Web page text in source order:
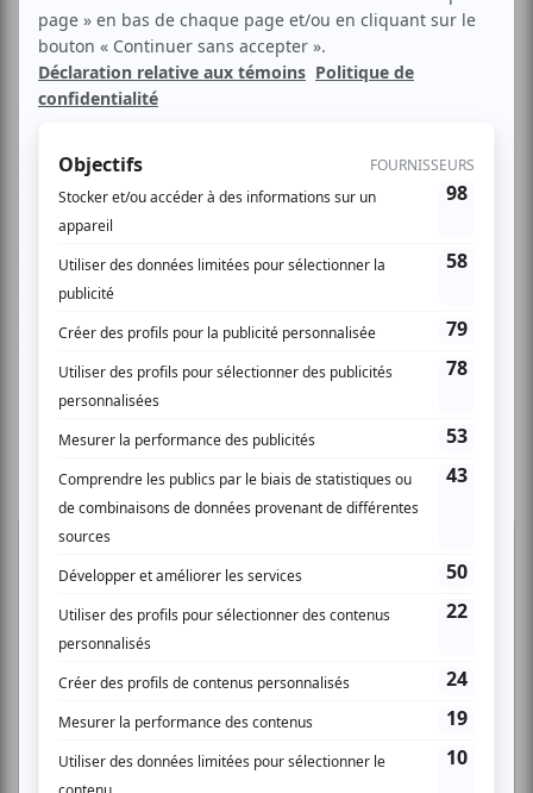
Mike Kalambay, débarque enfin à l’Olympia de Montréal.
Sous le thème vibrant « Âme en Chœur », ce concert est
bien plus qu’une performance : c’est une immersion
d’exception, Mike Kalambay harmonisera les cœurs et les
voix à travers ses plus grands succès et des moments de
grâce inédits. C’est une opportunité unique de vivre une
louange de haut standing dans l’intimité prestigieuse de
l’Olympia. Un rendez-vous historique que personne ne
peut se permettre de manquer. Soyez prêts à élever votre
âme à l’unisson.